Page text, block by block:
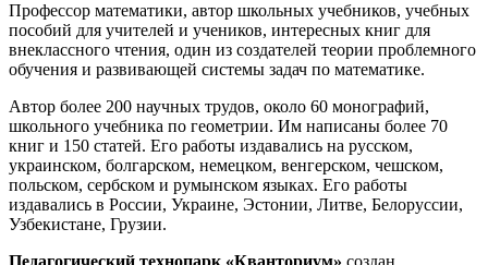
Профессор математики, автор школьных учебников, учебных
пособий для учителей и учеников, интересных книг для
внеклассного чтения, один из создателей теории проблемного
обучения и развивающей системы задач по математике.
Автор более 200 научных трудов, около 60 монографий,
школьного учебника по геометрии. Им написаны более 70
книг и 150 статей. Его работы издавались на русском,
украинском, болгарском, немецком, венгерском, чешском,
польском, сербском и румынском языках. Его работы
издавались в России, Украине, Эстонии, Литве, Белоруссии,
Узбекистане, Грузии.
Педагогический технопарк «Кванториум» создан